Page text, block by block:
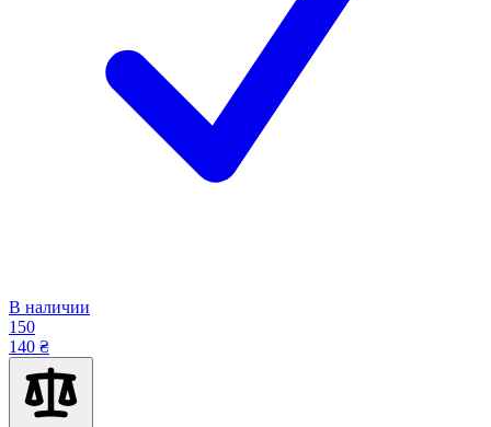
В наличии
150
140 ₴